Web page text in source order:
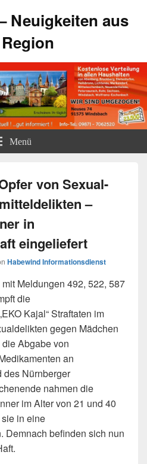
Neuigkeiten aus
Menü
von Sexual-
–
in
eingeliefert
Habewind Informationsdienst
Meldungen 492, 522, 587
die
Kajal“ Straftaten im
gegen Mädchen
Abgabe von
an
des Nürnberger
nahmen die
im Alter von 21 und 40
in eine
Demnach befinden sich nun